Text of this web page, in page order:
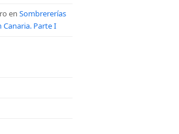
enSombrererías
Canaria. Parte I